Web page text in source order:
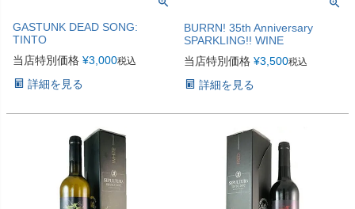
GASTUNK DEAD SONG:
TINTO
当店特別価格 ¥3,000税込
詳細を見る
BURRN! 35th Anniversary
SPARKLING!! WINE
当店特別価格 ¥3,500税込
詳細を見る